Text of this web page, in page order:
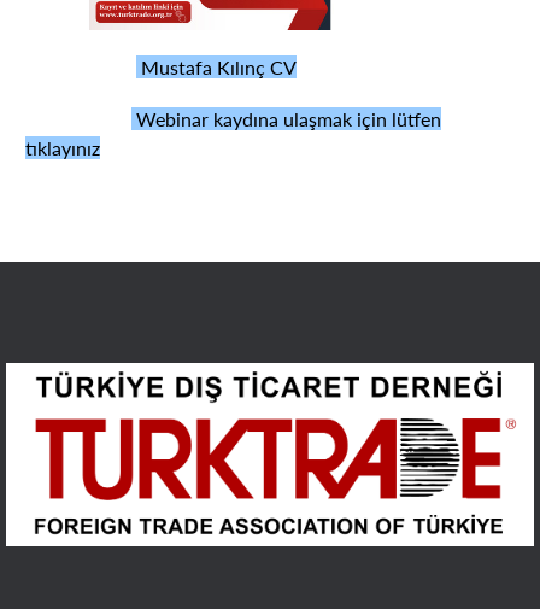
Mustafa Kılınç CV
Webinar kaydına ulaşmak için lütfen
tıklayınız